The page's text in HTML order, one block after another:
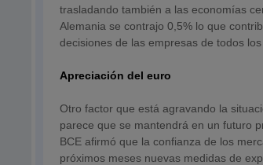
trasladando también a las economías
Alemania se contrajo 0,5% lo que
decisiones de las empresas de todos los
Apreciación del euro
Otro factor que está agravando la
parece que se mantendrá en un futuro
BCE afirmó que la confianza de los
próximos meses nuevas medidas de